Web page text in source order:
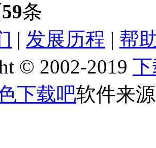
59条
| 发展历程 | 帮
© 2002-2019
下载吧软件来